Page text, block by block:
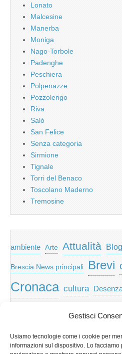
Gestisci
Usiamo tecnologie come i cookie per
informazioni sul dispositivo. Lo
Lonato
Malcesine
Manerba
Moniga
Nago-Torbole
Padenghe
Peschiera
Polpenazze
Pozzolengo
Riva
Salò
San Felice
Senza categoria
Sirmione
Tignale
Torri del Benaco
Toscolano Maderno
Tremosine
ambiente Arte Attualità Blog
Brescia News principali Brevi
Cronaca cultura
lago di garda